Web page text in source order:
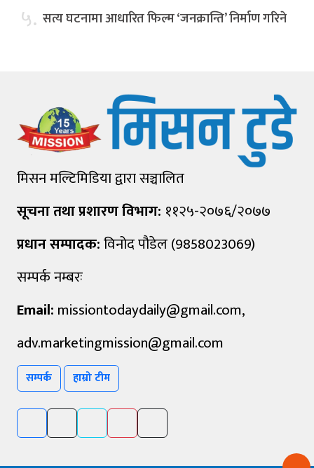
५. सत्य घटनामा आधारित फिल्म ‘जनक्रान्ति’ निर्माण गरिने
मिसन मल्टिमिडिया द्वारा सञ्चालित
सूचना तथा प्रशारण विभाग: ११२५-२०७६/२०७७
प्रधान सम्पादक:विनोद पौडेल (9858023069)
सम्पर्क नम्बरः
Email: missiontodaydaily@gmail.com,
adv.marketingmission@gmail.com
सम्पर्क हाम्रो टीम